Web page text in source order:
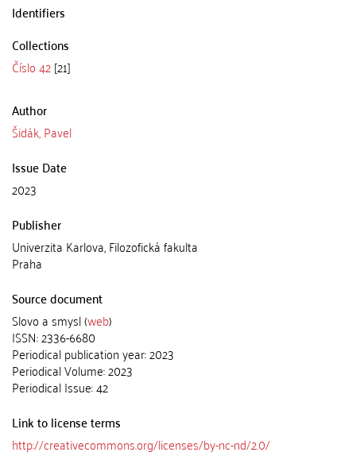
Identifiers
Collections
Číslo 42[21]
Author
Šidák, Pavel
Issue Date
2023
Publisher
Univerzita Karlova, Filozofická fakulta
Praha
Source document
Slovo a smysl (web)
ISSN: 2336-6680
Periodical publication year: 2023
Periodical Volume: 2023
Periodical Issue: 42
Link to license terms
http://creativecommons.org/licenses/by-nc-nd/2.0/